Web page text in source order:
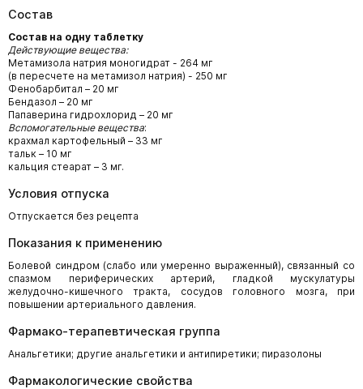
Состав
Состав на одну таблетку
Действующие вещества:
Метамизола натрия моногидрат - 264 мг
(в пересчете на метамизол натрия) - 250 мг
Фенобарбитал – 20 мг
Бендазол – 20 мг
Папаверина гидрохлорид – 20 мг
Вспомогательные вещества:
крахмал картофельный – 33 мг
тальк – 10 мг
кальция стеарат – 3 мг.
Условия отпуска
Отпускается без рецепта
Показания к применению
Болевой синдром (слабо или умеренно выраженный), связанный со
спазмом периферических артерий, гладкой мускулатуры
желудочно-кишечного тракта, сосудов головного мозга, при
повышении артериального давления.
Фармако-терапевтическая группа
Анальгетики; другие анальгетики и антипиретики; пиразолоны
Фармакологические свойства